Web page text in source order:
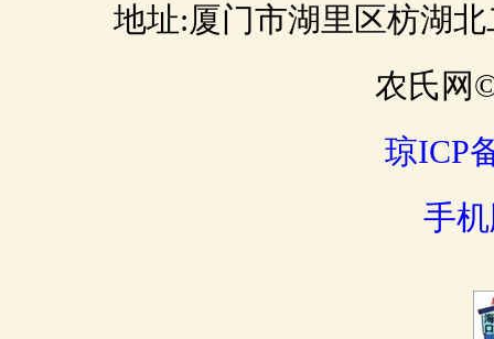
地址:厦门市湖里区枋湖
农氏网
琼ICP
手